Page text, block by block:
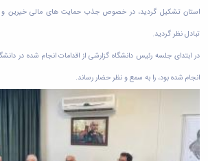
استان تشکیل گردید، در خصوص جذب حمایت های مالی خیرین و
تبادل نظر گردید.
در ابتدای جلسه رئیس دانشگاه گزارشی از اقدامات انجام شده در
انجام شده بود، را به سمع و نظر حضار رساند.